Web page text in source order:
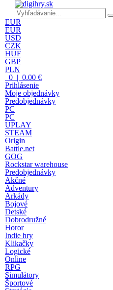
EUR
EUR
USD
CZK
HUF
GBP
PLN
0 | 0.00 €
Prihlásenie
Moje objednávky
Predobjednávky
PC
PC
UPLAY
STEAM
Origin
Battle.net
GOG
Rockstar warehouse
Predobjednávky
Akčné
Adventury
Arkády
Bojové
Detské
Dobrodružné
Horor
Indie hry
Klikačky
Logické
Online
RPG
Simulátory
Športové